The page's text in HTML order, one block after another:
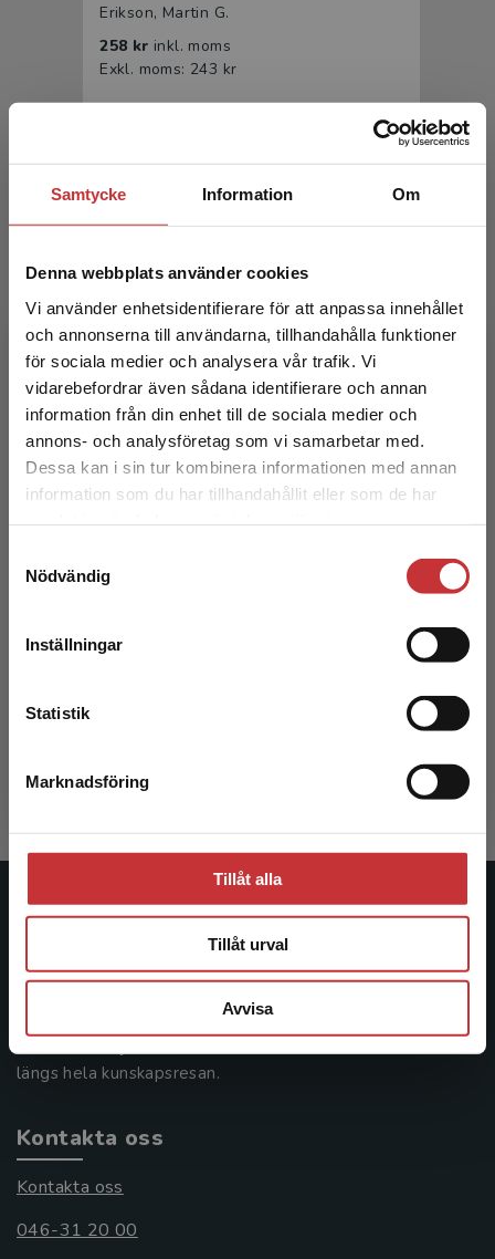
Samtycke Information Om
Denna webbplats använder cookies
Vi använder enhetsidentifierare för att anpassa innehållet
och annonserna till användarna, tillhandahålla funktioner
för sociala medier och analysera vår trafik. Vi
vidarebefordrar även sådana identifierare och annan
information från din enhet till de sociala medier och
annons- och analysföretag som vi samarbetar med.
Dessa kan i sin tur kombinera informationen med annan
information som du har tillhandahållit eller som de har
Nödvändig
Inställningar
Statistik
Marknadsföring
Tillåt alla
Tillåt urval
Avvisa
Begränsad fraktregion
Det verkar som att du besöker
studentlitteratur.se via en enhet utanför Sverige.
Vi erbjuder inte leveranser utanför Sverige. För
att kunna slutföra ett köp måste
Erikson, Martin G.
258 kr inkl. moms
Exkl. moms: 243 kr
Grundläggande vetenskapsteori
Allwood, C-M - Erikson, M G
386 kr
inkl. moms
Exkl. moms: 364 kr
Exkl. moms: 226 kr
Studentlitteratur
Studentlitteratur grundades 1963 och är idag Sveriges
facklitteratur, utbildningar och digitala
längs hela kunskapsresan.
Kontakta oss
Kontakta oss
046-31 20 00